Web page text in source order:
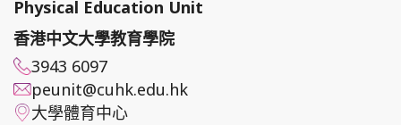
Physical Education Unit
香港中文大學教育學院
3943 6097
peunit@cuhk.edu.hk
大學體育中心